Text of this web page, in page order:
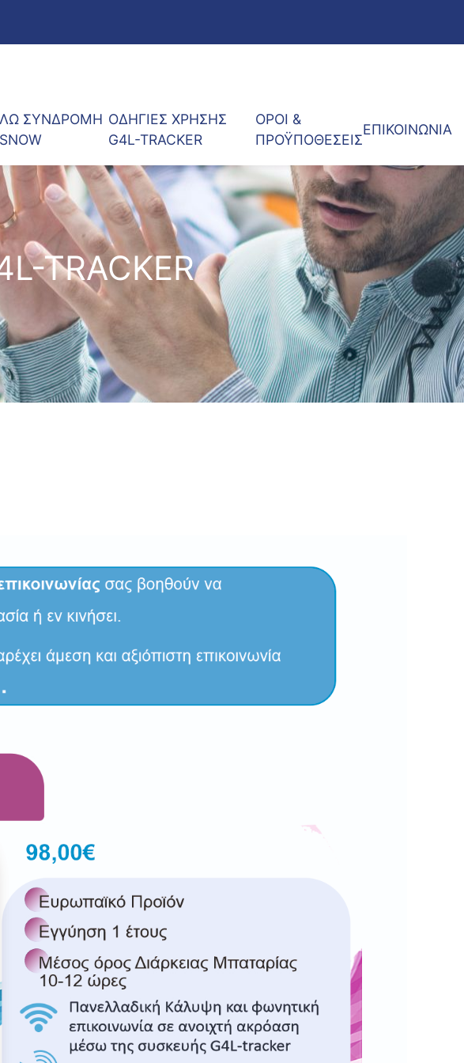
ΣΥΝΔΡΟΜΗ ΟΔΗΓΙΕΣ ΧΡΗΣΗΣ
G4L-TRACKER
ΟΡΟΙ &
ΠΡΟΫΠΟΘΕΣΕΙΣ
ΕΠΙΚΟΙΝΩΝΙΑ
TRACKER